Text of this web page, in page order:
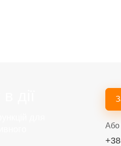
Або